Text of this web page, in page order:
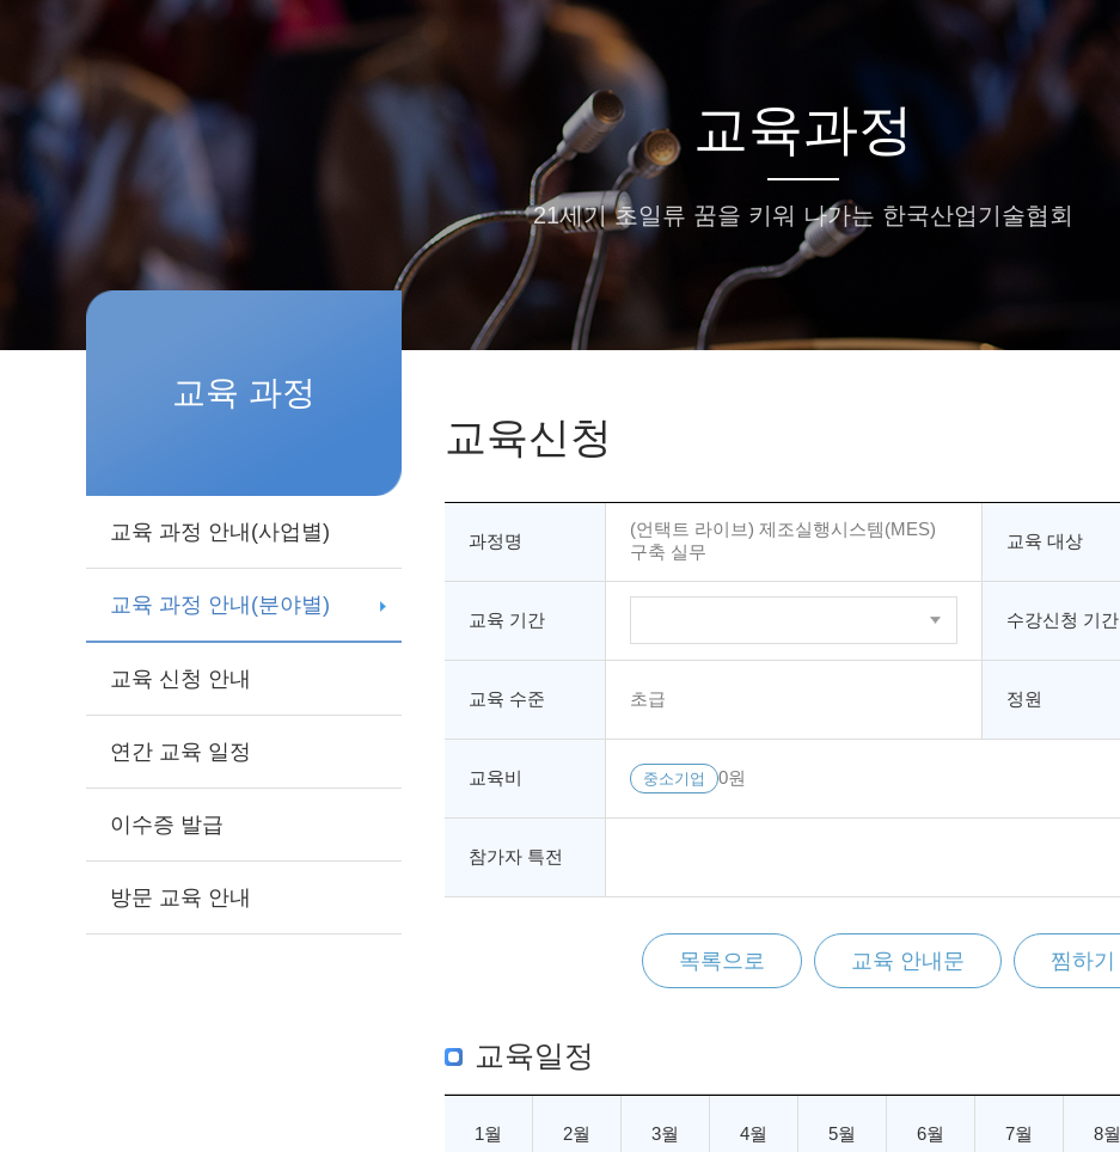
교육과정
21세기 초일류 꿈을 키워 나가는 한국산업기술협회
교육 과정
교육 과정 안내(사업별)
교육 과정 안내(분야별)
교육 신청 안내
연간 교육 일정
이수증 발급
방문 교육 안내
교육신청
과정명
(언택트 라이브) 제조실행시스템(MES)
구축 실무
교육 대상
교육 기간 수강신청 기간
교육 수준 초급 정원
교육비 중소기업 0원
참가자 특전
목록으로 교육 안내문 찜하기
교육일정
1월 2월 3월 4월 5월 6월 7월 8월